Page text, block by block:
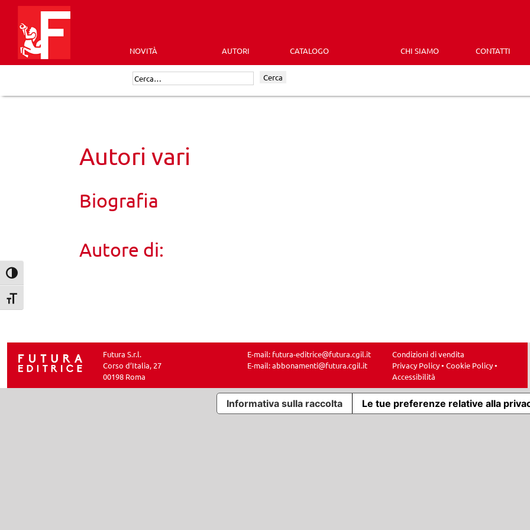
Attiva/disattiva alto contrasto
Attiva/disattiva dimensione testo
content
Futura
Editrice
NOVITÀ AUTORI CATALOGO CHI SIAMO CONTATTI
Cerca: Cerca
Autori vari
Biografia
Autore di:
Futura S.r.l.
Corso d’Italia, 27
00198 Roma
E-mail: futura-editrice@futura.cgil.it
E-mail:abbonamenti@futura.cgil.it
Condizioni di vendita
Privacy Policy• Cookie Policy•
Accessibilità
Informativa sulla raccolta Le tue preferenze relative alla